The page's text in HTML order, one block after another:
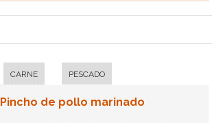
CARNE PESCADO
Pincho de pollo marinado